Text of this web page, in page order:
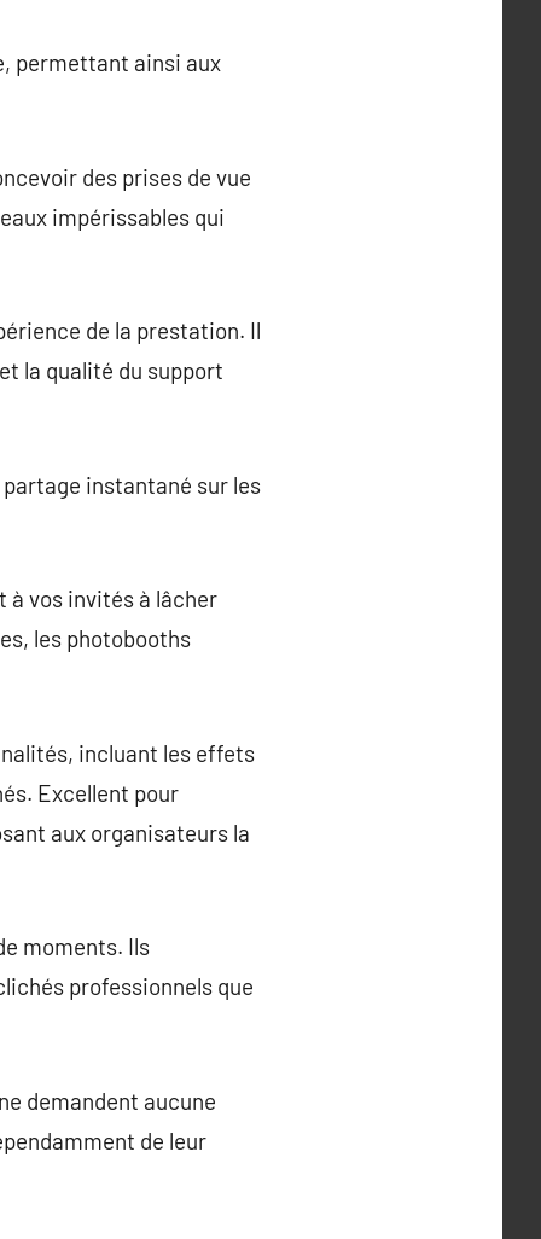
permettant ainsi aux
des prises de vue
impérissables qui
de la prestation. Il
la qualité du support
instantané sur les
à vos invités à lâcher
les photobooths
incluant les effets
Excellent pour
aux organisateurs la
moments. Ils
professionnels que
demandent aucune
de leur